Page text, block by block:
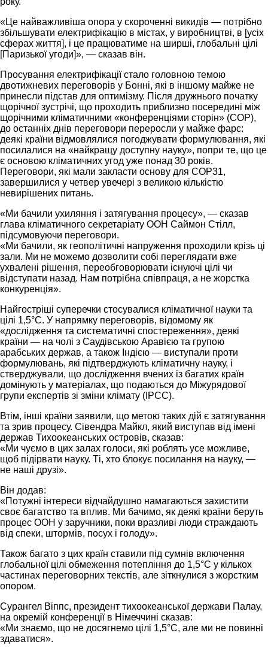
«Це найважливіша опора у скороченні викидів — потрібно
збільшувати електрифікацію в містах, у виробництві, в [усіх
сферах життя], і це працюватиме на ширші, глобальні цілі
[Паризької угоди]», — сказав він.
Просування електрифікації стало головною темою
двотижневих переговорів у Бонні, які в іншому майже не
принесли підстав для оптимізму. Після дружнього початку
щорічної зустрічі, що проходить приблизно посередині між
щорічними кліматичними «конференціями сторін» (COP),
до останніх днів переговори переросли у майже фарс:
деякі країни відмовлялися погоджувати формулювання, які
посилалися на «найкращу доступну науку», попри те, що це
є основою кліматичних угод уже понад 30 років.
Переговори, які мали закласти основу для COP31,
завершилися у четвер увечері з великою кількістю
невирішених питань.
«Ми бачили ухиляння і затягування процесу», — сказав
глава кліматичного секретаріату ООН Саймон Стілл,
підсумовуючи переговори.
«Ми бачили, як геополітичні напруження проходили крізь ці
зали. Ми не можемо дозволити собі переглядати вже
ухвалені рішення, переобговорювати існуючі цілі чи
відступати назад. Нам потрібна співпраця, а не жорстка
конкуренція».
Найгостріші суперечки стосувалися кліматичної науки та
цілі 1,5°C. У напрямку переговорів, відомому як
«дослідження та систематичні спостереження», деякі
країни — на чолі з Саудівською Аравією та групою
арабських держав, а також Індією — виступали проти
формулювань, які підтверджують кліматичну науку, і
стверджували, що дослідження вчених із багатих країн
домінують у матеріалах, що подаються до Міжурядової
групи експертів зі зміни клімату (IPCC).
Втім, інші країни заявили, що метою таких дій є затягування
та зрив процесу. Сівендра Майкл, який виступав від імені
держав Тихоокеанських островів, сказав:
«Ми чуємо в цих залах голоси, які роблять усе можливе,
щоб підірвати науку. Ті, хто блокує посилання на науку, —
не наші друзі».
Він додав:
«Потужні інтереси відчайдушно намагаються захистити
своє багатство та вплив. Ми бачимо, як деякі країни беруть
процес ООН у заручники, поки вразливі люди страждають
від спеки, штормів, посух і голоду».
Також багато з цих країн ставили під сумнів включення
глобальної цілі обмеження потепління до 1,5°C у кількох
частинах переговорних текстів, але зіткнулися з жорстким
опором.
Сурангел Віппс, президент тихоокеанської держави Палау,
на окремій конференції в Німеччині сказав:
«Ми знаємо, що не досягнемо цілі 1,5°C, але ми не повинні
здаватися».